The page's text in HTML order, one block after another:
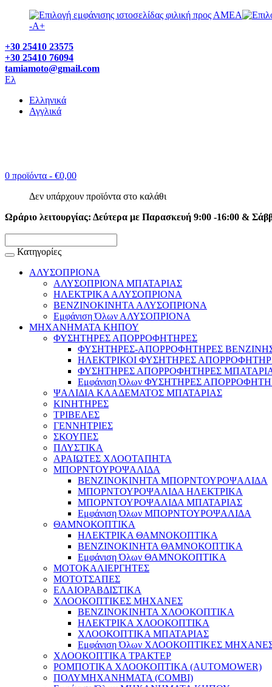
-A+
+30 25410 23575
+30 25410 76094
tamiamoto@gmail.com
Ελ
Ελληνικά
Αγγλικά
0 προϊόντα - €0,00
Δεν υπάρχουν προϊόντα στο καλάθι
Ωράριο λειτουργίας: Δεύτερα με Παρασκευή 9:00 -16:00 &
Κατηγορίες
ΑΛΥΣΟΠΡΙΟΝΑ
ΑΛΥΣΟΠΡΙΟΝΑ ΜΠΑΤΑΡΙΑΣ
ΗΛΕΚΤΡΙΚΑ ΑΛΥΣΟΠΡΙΟΝΑ
ΒΕΝΖΙΝΟΚΙΝΗΤΑ ΑΛΥΣΟΠΡΙΟΝΑ
Εμφάνιση Όλων ΑΛΥΣΟΠΡΙΟΝΑ
ΜΗΧΑΝΗΜΑΤΑ ΚΗΠΟΥ
ΦΥΣΗΤΗΡΕΣ ΑΠΟΡΡΟΦΗΤΗΡΕΣ
ΦΥΣΗΤΗΡΕΣ-ΑΠΟΡΡΟΦΗΤΗΡΕΣ
ΗΛΕΚΤΡΙΚΟΙ ΦΥΣΗΤΗΡΕΣ
ΦΥΣΗΤΗΡΕΣ ΑΠΟΡΡΟΦΗΤΗΡΕΣ
Εμφάνιση Όλων ΦΥΣΗΤΗΡΕΣ
ΨΑΛΙΔΙΑ ΚΛΑΔΕΜΑΤΟΣ ΜΠΑΤΑΡΙΑΣ
ΚΙΝΗΤΗΡΕΣ
ΤΡΙΒΕΛΕΣ
ΓΕΝΝΗΤΡΙΕΣ
ΣΚΟΥΠΕΣ
ΠΛΥΣΤΙΚΑ
ΑΡΑΙΩΤΕΣ ΧΛΟΟΤΑΠΗΤΑ
ΜΠΟΡΝΤΟΥΡΟΨΑΛΙΔΑ
ΒΕΝΖΙΝΟΚΙΝΗΤΑ ΜΠΟΡΝΤΟΥΡΟΨΑΛΙΔΑ
ΜΠΟΡΝΤΟΥΡΟΨΑΛΙΔΑ ΗΛΕΚΤΡΙΚΑ
ΜΠΟΡΝΤΟΥΡΟΨΑΛΙΔΑ ΜΠΑΤΑΡΙΑΣ
Εμφάνιση Όλων ΜΠΟΡΝΤΟΥΡΟΨΑΛΙΔΑ
ΘΑΜΝΟΚΟΠΤΙΚΑ
ΗΛΕΚΤΡΙΚΑ ΘΑΜΝΟΚΟΠΤΙΚΑ
ΒΕΝΖΙΝΟΚΙΝΗΤΑ ΘΑΜΝΟΚΟΠΤΙΚΑ
Εμφάνιση Όλων ΘΑΜΝΟΚΟΠΤΙΚΑ
ΜΟΤΟΚΑΛΙΕΡΓΗΤΕΣ
ΜΟΤΟΤΣΑΠΕΣ
ΕΛΑΙΟΡΑΒΔΙΣΤΙΚΑ
ΧΛΟΟΚΟΠΤΙΚΕΣ ΜΗΧΑΝΕΣ
ΒΕΝΖΙΝΟΚΙΝΗΤΑ ΧΛΟΟΚΟΠΤΙΚΑ
ΗΛΕΚΤΡΙΚΑ ΧΛΟΟΚΟΠΤΙΚΑ
ΧΛΟΟΚΟΠΤΙΚΑ ΜΠΑΤΑΡΙΑΣ
Εμφάνιση Όλων ΧΛΟΟΚΟΠΤΙΚΕΣ
ΧΛΟΟΚΟΠΤΙΚA ΤΡΑΚΤΕΡ
ΡΟΜΠΟΤΙΚΑ ΧΛΟΟΚΟΠΤΙΚΑ (AUTOMOWER)
ΠΟΛΥΜΗΧΑΝΗΜΑΤΑ (COMBI)